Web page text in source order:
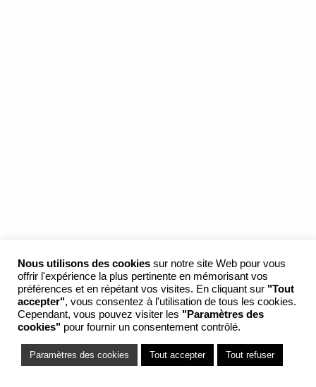
Nous utilisons des cookies sur notre site Web pour vous
offrir l'expérience la plus pertinente en mémorisant vos
préférences et en répétant vos visites. En cliquant sur "Tout
accepter", vous consentez à l'utilisation de tous les cookies.
Cependant, vous pouvez visiter les "Paramètres des
cookies" pour fournir un consentement contrôlé.
Paramètres des cookies Tout accepter Tout refuser